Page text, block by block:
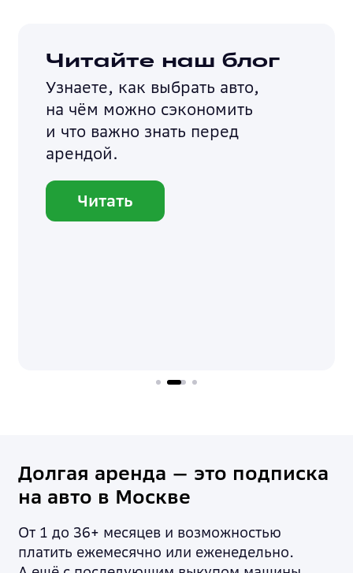
Читайте наш блог
Узнаете, как выбрать авто,
на чём можно сэкономить
и что важно знать перед
арендой.
Читать
Долгая аренда — это подписка
на авто в Москве
От 1 до 36+ месяцев и возможностью
платить ежемесячно или еженедельно.